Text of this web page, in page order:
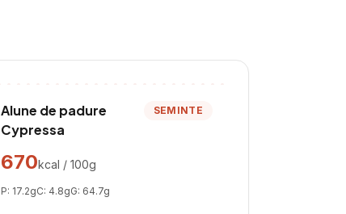
Alune de padure
Cypressa
SEMINTE
670kcal / 100g
P: 17.2gC: 4.8gG: 64.7g